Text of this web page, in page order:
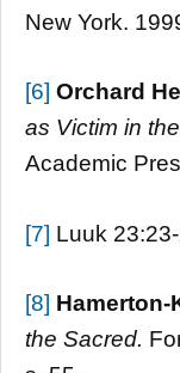
New York.
[6] Orchard
as Victim in
Academic
[7] Luuk
[8] Hamerton-
the Sacred.